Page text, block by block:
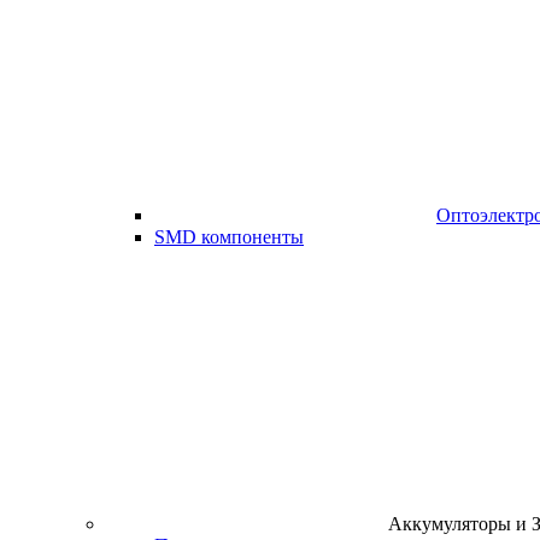
SMD компоненты
Аккумуляторы и